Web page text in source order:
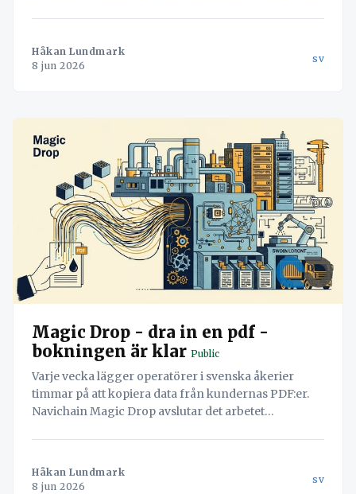
direkt i arbetsflödet.
Håkan Lundmark
8 jun 2026
sv
Magic Drop - dra in en pdf -
bokningen är klar Public
Varje vecka lägger operatörer i svenska åkerier
timmar på att kopiera data från kundernas PDF:er.
Navichain Magic Drop avslutar det arbetet
Håkan Lundmark
8 jun 2026
sv